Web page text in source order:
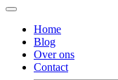
Home
Blog
Over ons
Contact